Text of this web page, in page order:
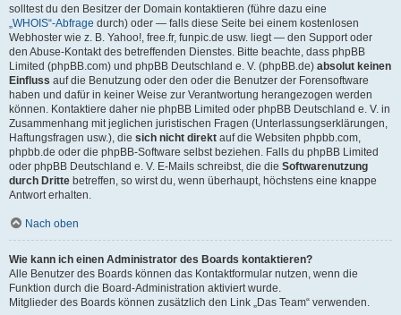
solltest du den Besitzer der Domain kontaktieren (führe dazu eine
„WHOIS“-Abfrage durch) oder — falls diese Seite bei einem kostenlosen
Webhoster wie z. B. Yahoo!, free.fr, funpic.de usw. liegt — den Support oder
den Abuse-Kontakt des betreffenden Dienstes. Bitte beachte, dass phpBB
Limited (phpBB.com) und phpBB Deutschland e. V. (phpBB.de) absolut keinen
Einfluss auf die Benutzung oder den oder die Benutzer der Forensoftware
haben und dafür in keiner Weise zur Verantwortung herangezogen werden
können. Kontaktiere daher nie phpBB Limited oder phpBB Deutschland e. V. in
Zusammenhang mit jeglichen juristischen Fragen (Unterlassungserklärungen,
Haftungsfragen usw.), die sich nicht direkt auf die Websiten phpbb.com,
phpbb.de oder die phpBB-Software selbst beziehen. Falls du phpBB Limited
oder phpBB Deutschland e. V. E-Mails schreibst, die die Softwarenutzung
durch Dritte betreffen, so wirst du, wenn überhaupt, höchstens eine knappe
Antwort erhalten.
Nach oben
Wie kann ich einen Administrator des Boards kontaktieren?
Alle Benutzer des Boards können das Kontaktformular nutzen, wenn die
Funktion durch die Board-Administration aktiviert wurde.
Mitglieder des Boards können zusätzlich den Link „Das Team“ verwenden.